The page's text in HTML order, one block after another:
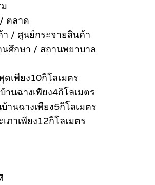
ตลาด
/ ศูนย์กระจายสินค้า
ศึกษา / สถานพยาบาล
เพียง10กิโลเมตร
านฉางเพียง4กิโลเมตร
านฉางเพียง5กิโลเมตร
ภาเพียง12กิโลเมตร